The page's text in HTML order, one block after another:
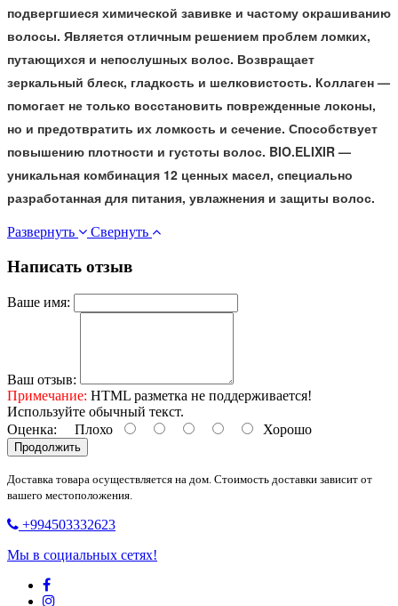
подвергшиеся химической завивке и частому окрашиванию
волосы. Является отличным решением проблем ломких,
путающихся и непослушных волос. Возвращает
зеркальный блеск, гладкость и шелковистость. Коллаген —
помогает не только восстановить поврежденные локоны,
но и предотвратить их ломкость и сечение. Способствует
повышению плотности и густоты волос. BIO.ELIXIR —
уникальная комбинация 12 ценных масел, специально
разработанная для питания, увлажнения и защиты волос.
Развернуть Свернуть
Написать отзыв
Ваше имя:
Ваш отзыв:
Примечание: HTML разметка не поддерживается!
Используйте обычный текст.
Оценка: Плохо Хорошо
Продолжить
Доставка товара осуществляется на дом. Стоимость доставки зависит от
вашего местоположения.
+994503332623
Мы в социальных сетях!